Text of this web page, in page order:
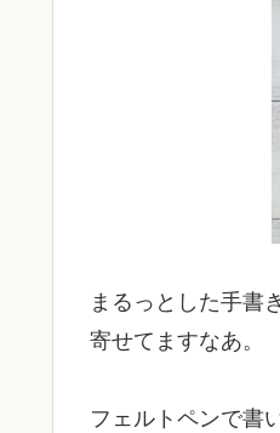
まるっとした手書
寄せてますなあ。
フェルトペンで書